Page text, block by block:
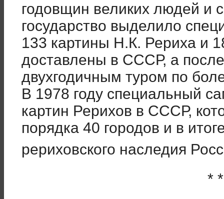
годовщин великих людей и
государство выделило
133 картины Н.К. Рериха и
доставлены в СССР, а
двухгодичным туром по
В 1978 году специальный
картин Рерихов в СССР,
порядка 40 городов и в
рериховского наследия
*